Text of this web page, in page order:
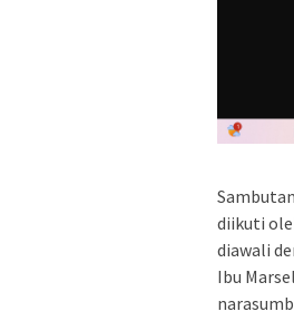
diikuti
diawali
Ibu